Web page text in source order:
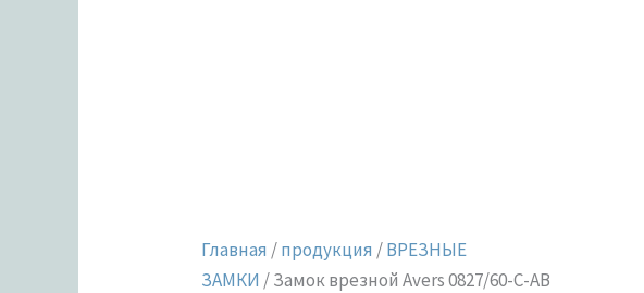
Главная /продукция /ВРЕЗНЫЕ
ЗАМКИ / Замок врезной Avers 0827/60-C-AB